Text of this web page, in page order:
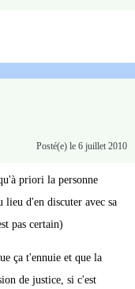
Posté(e) le 6 juillet 2010
priori la personne
lieu d'en discuter avec sa
pas certain)
ça t'ennuie et que la
de justice, si c'est